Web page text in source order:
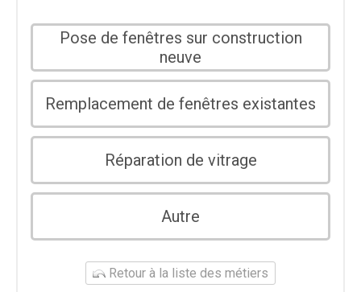
Pose de fenêtres sur construction
neuve
Remplacement de fenêtres existantes
Réparation de vitrage
Autre
Retour à la liste des métiers